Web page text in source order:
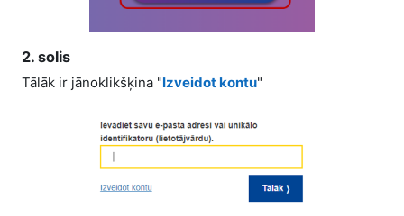
2. solis
Tālāk ir jānoklikšķina "Izveidot kontu"